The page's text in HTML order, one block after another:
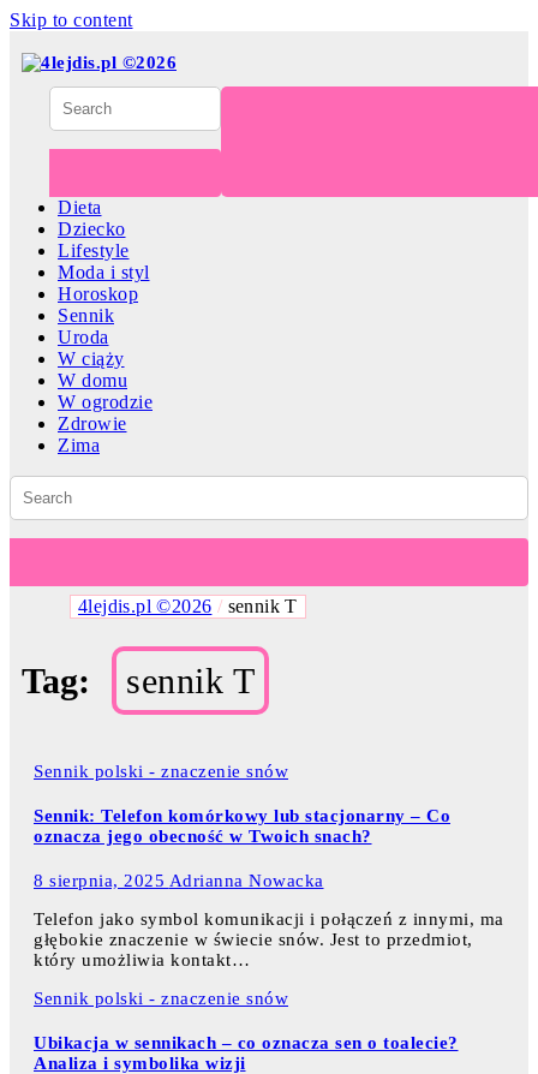
Skip to content
Dieta
Dziecko
Lifestyle
Moda i styl
Horoskop
Sennik
Uroda
W ciąży
W domu
W ogrodzie
Zdrowie
Zima
4lejdis.pl ©2026 / sennik T
Tag: sennik T
Sennik polski - znaczenie snów
Sennik: Telefon komórkowy lub stacjonarny – Co
oznacza jego obecność w Twoich snach?
8 sierpnia, 2025 Adrianna Nowacka
Telefon jako symbol komunikacji i połączeń z innymi, ma
głębokie znaczenie w świecie snów. Jest to przedmiot,
który umożliwia kontakt…
Sennik polski - znaczenie snów
Ubikacja w sennikach – co oznacza sen o toalecie?
Analiza i symbolika wizji